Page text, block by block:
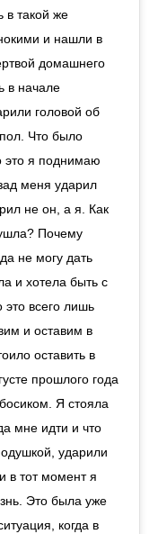
в такой же
и нашли в
домашнего
в начале
головой об
Что было
это я поднимаю
меня ударил
не он, а я. Как
Почему
не могу дать
и хотела быть с
это всего лишь
и оставим в
оставить в
прошлого года
Я стояла
мне идти и что
ударили
в тот момент я
Это была уже
когда в